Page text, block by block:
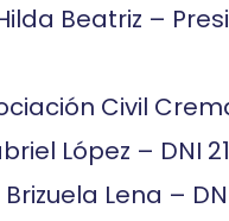
Beatriz –
Civil
López – DNI
Lena –